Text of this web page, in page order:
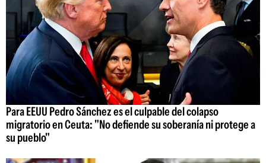
Para EEUU Pedro Sánchez es el culpable del colapso
migratorio en Ceuta: "No defiende su soberanía ni protege a
su pueblo"